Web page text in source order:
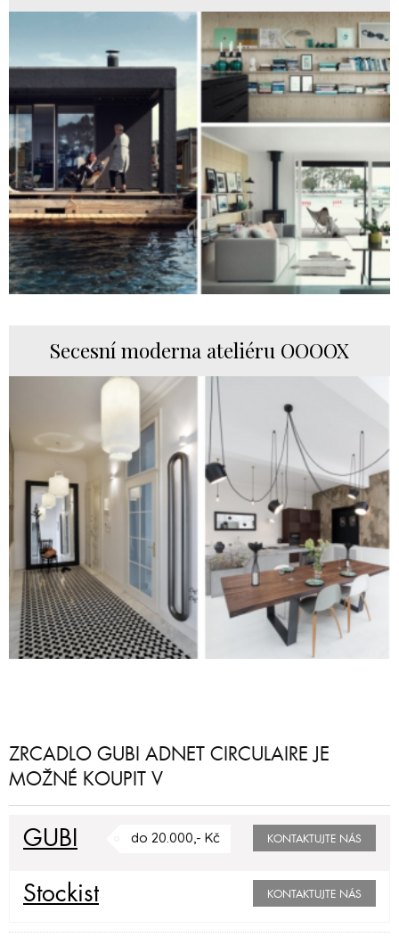
Secesní moderna ateliéru OOOOX
ZRCADLO GUBI ADNET CIRCULAIRE JE
MOŽNÉ KOUPIT V
GUBI KONTAKTUJTE NÁS
do 20.000,- Kč
Stockist KONTAKTUJTE NÁS